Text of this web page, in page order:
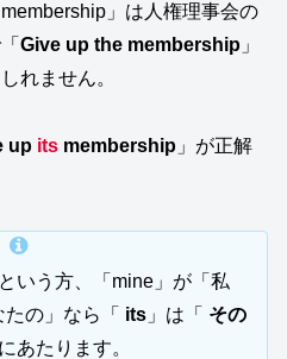
」は人権理事会の
Give up the membership 」
れません。
up its membership 」が正解
いう方、「mine」が「私
の」なら「 its 」は「 その
あたります。